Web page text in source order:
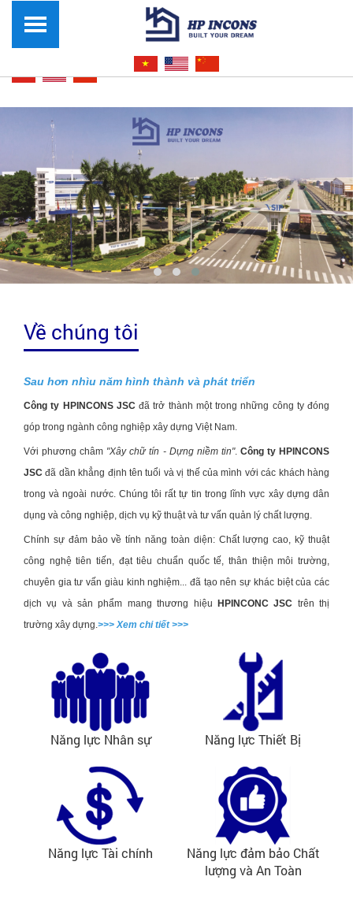
Về chúng tôi
Sau hơn nhìu năm hình thành và phát triển
Công ty HPINCONS JSC đã trở thành một trong những công ty đóng
góp trong ngành công nghiệp xây dựng Việt Nam.
Với phương châm "Xây chữ tín - Dựng niềm tin". Công ty HPINCONS
JSCđã dần khẳng định tên tuổi và vị thế của mình với các khách hàng
trong và ngoài nước. Chúng tôi rất tự tin trong lĩnh vực xây dựng dân
dụng và công nghiệp, dịch vụ kỹ thuật và tư vấn quản lý chất lượng.
Chính sự đảm bảo về tính năng toàn diện: Chất lượng cao, kỹ thuật
công nghệ tiên tiến, đạt tiêu chuẩn quốc tế, thân thiện môi trường,
chuyên gia tư vấn giàu kinh nghiệm... đã tạo nên sự khác biệt của các
dịch vụ và sản phẩm mang thương hiệu
HPINCONC JSC trên thị
trường xây dựng.>>> Xem chi tiết >>>
Năng lực Nhân sự Năng lực Thiết Bị
Năng lực Tài chính
Năng lực đảm bảo Chất
lượng và An Toàn